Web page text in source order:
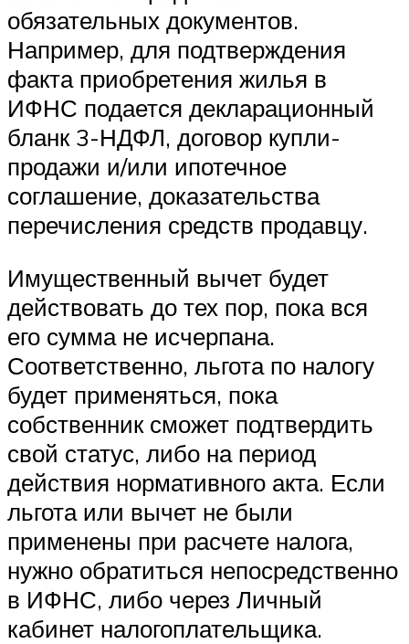
обязательных документов.
Например, для подтверждения
факта приобретения жилья в
ИФНС подается декларационный
бланк 3-НДФЛ, договор купли-
продажи и/или ипотечное
соглашение, доказательства
перечисления средств продавцу.
Имущественный вычет будет
действовать до тех пор, пока вся
его сумма не исчерпана.
Соответственно, льгота по налогу
будет применяться, пока
собственник сможет подтвердить
свой статус, либо на период
действия нормативного акта. Если
льгота или вычет не были
применены при расчете налога,
нужно обратиться непосредственно
в ИФНС, либо через Личный
кабинет налогоплательщика.